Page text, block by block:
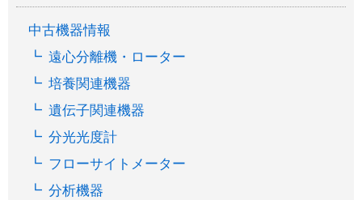
中古機器情報
遠心分離機・ローター
培養関連機器
遺伝子関連機器
分光光度計
フローサイトメーター
分析機器